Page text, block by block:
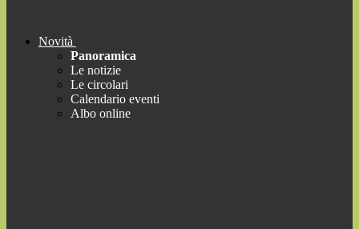
Novità
Panoramica
Le notizie
Le circolari
Calendario eventi
Albo online